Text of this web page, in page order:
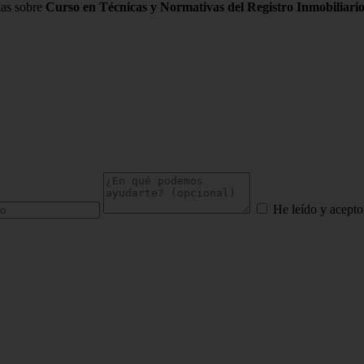
sobre Curso en Técnicas y Normativas del Registro Inmobiliario
He leído y